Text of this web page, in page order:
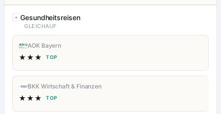
Gesundheitsreisen
GLEICHAUF
AOK Bayern
★★★ TOP
BKK Wirtschaft & Finanzen
★★★ TOP